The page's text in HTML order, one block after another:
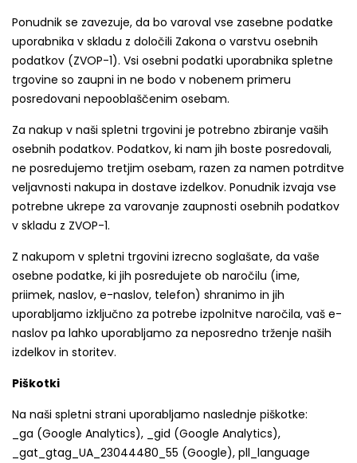
Ponudnik se zavezuje, da bo varoval vse zasebne podatke
uporabnika v skladu z določili Zakona o varstvu osebnih
podatkov (ZVOP-1). Vsi osebni podatki uporabnika spletne
trgovine so zaupni in ne bodo v nobenem primeru
posredovani nepooblaščenim osebam.
Za nakup v naši spletni trgovini je potrebno zbiranje vaših
osebnih podatkov. Podatkov, ki nam jih boste posredovali,
ne posredujemo tretjim osebam, razen za namen potrditve
veljavnosti nakupa in dostave izdelkov. Ponudnik izvaja vse
potrebne ukrepe za varovanje zaupnosti osebnih podatkov
v skladu z ZVOP-1.
Z nakupom v spletni trgovini izrecno soglašate, da vaše
osebne podatke, ki jih posredujete ob naročilu (ime,
priimek, naslov, e-naslov, telefon) shranimo in jih
uporabljamo izključno za potrebe izpolnitve naročila, vaš e-
naslov pa lahko uporabljamo za neposredno trženje naših
izdelkov in storitev.
Piškotki
Na naši spletni strani uporabljamo naslednje piškotke:
_ga (Google Analytics), _gid (Google Analytics),
_gat_gtag_UA_23044480_55 (Google), pll_language